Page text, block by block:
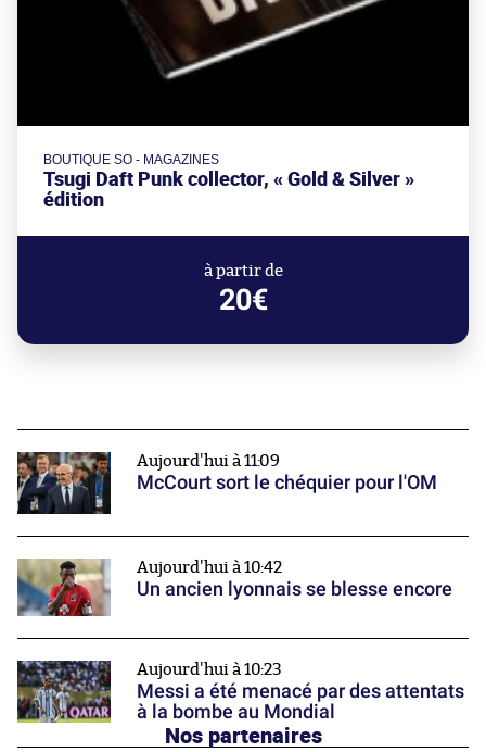
BOUTIQUE SO - MAGAZINES
Tsugi Daft Punk collector, « Gold & Silver »
édition
à partir de
20€
Aujourd'hui à 11:09
McCourt sort le chéquier pour l'OM
Aujourd'hui à 10:42
Un ancien lyonnais se blesse encore
Aujourd'hui à 10:23
Messi a été menacé par des attentats
à la bombe au Mondial
Nos partenaires